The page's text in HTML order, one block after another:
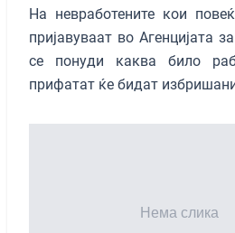
На невработените кои
пријавуваат во Агенцијата
се понуди каква било
прифатат ќе бидат